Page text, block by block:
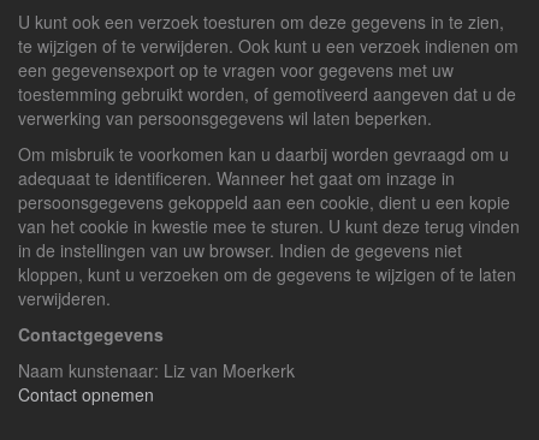
U kunt ook een verzoek toesturen om deze gegevens in te zien,
te wijzigen of te verwijderen. Ook kunt u een verzoek indienen om
een gegevensexport op te vragen voor gegevens met uw
toestemming gebruikt worden, of gemotiveerd aangeven dat u de
verwerking van persoonsgegevens wil laten beperken.
Om misbruik te voorkomen kan u daarbij worden gevraagd om u
adequaat te identificeren. Wanneer het gaat om inzage in
persoonsgegevens gekoppeld aan een cookie, dient u een kopie
van het cookie in kwestie mee te sturen. U kunt deze terug vinden
in de instellingen van uw browser. Indien de gegevens niet
kloppen, kunt u verzoeken om de gegevens te wijzigen of te laten
verwijderen.
Contactgegevens
Naam kunstenaar: Liz van Moerkerk
Contact opnemen